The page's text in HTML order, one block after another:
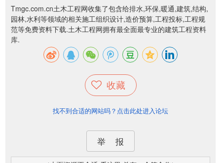
Tmgc.com.cn土木工程网收集了包含给排水,环保,暖通,建筑,结构,
园林,水利等领域的相关施工组织设计,造价预算,工程投标,工程规
范等免费资料下载.土木工程网拥有最全面最专业的建筑工程资料
库.
收藏
找不到合适的网站吗？点击此处进入论坛
举 报